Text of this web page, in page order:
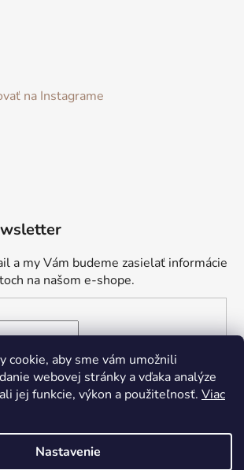
cookie, aby sme vám umožnili
webovej stránky a vďaka analýze
jej funkcie, výkon a použiteľnosť. Viac
Nastavenie
na Instagrame
a my Vám budeme zasielať informácie
na našom e-shope.
súhlasíte s
podmienkami ochrany